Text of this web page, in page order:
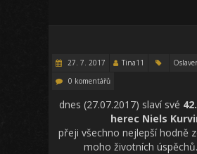
27. 7. 2017 Tina11
0 komentářů
dnes (27.07.2017) slaví své
herec Niels
přeji všechno nejlepší hodně
moho životních